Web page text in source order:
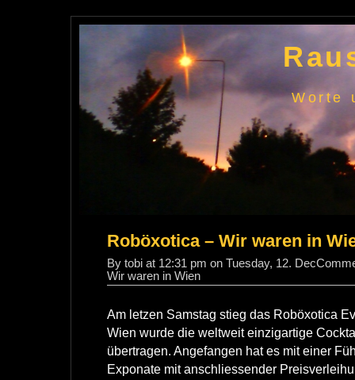
Worte
Roböxotica – Wir waren in
By tobi at 12:31 pm on Tuesday, 12. Dec
Wir waren in Wien
Am letzen Samstag stieg das Roböxotica
Wien wurde die weltweit einzigartige
übertragen. Angefangen hat es mit einer
Exponate mit anschliessender